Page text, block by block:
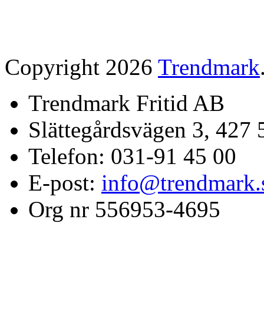
Copyright 2026 Trendmark
Trendmark Fritid AB
Slättegårdsvägen 3,
Telefon: 031-91 45 00
E-post:
Org nr 556953-4695